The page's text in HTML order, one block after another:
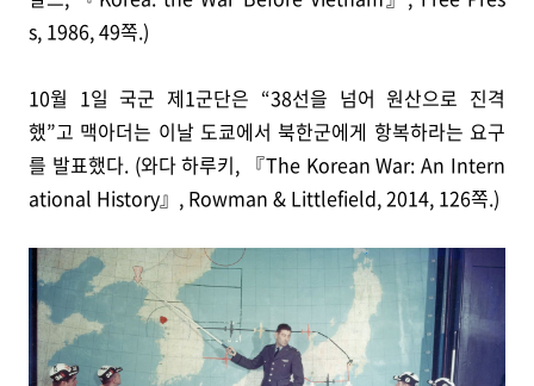
s, 1986, 49쪽.)
10월 1일 국군 제1군단은 “38선을 넘어 원산으로 진격
했”고 맥아더는 이날 도쿄에서 북한군에게 항복하라는 요구
를 발표했다. (와다 하루키, 『The Korean War: An Intern
ational History』, Rowman & Littlefield, 2014, 126쪽.)